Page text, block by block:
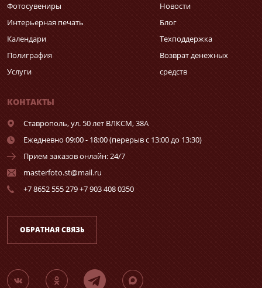
Фотосувениры
Интерьерная печать
Календари
Полиграфия
Услуги
Новости
Блог
Техподдержка
Возврат денежных
средств
КОНТАКТЫ
Ставрополь,ул. 50 лет ВЛКСМ, 38А
Ежедневно 09:00 - 18:00 (перерыв с 13:00 до 13:30)
Прием заказов онлайн: 24/7
masterfoto.st@mail.ru
+7 8652 555 279 +7 903 408 0350
ОБРАТНАЯ СВЯЗЬ